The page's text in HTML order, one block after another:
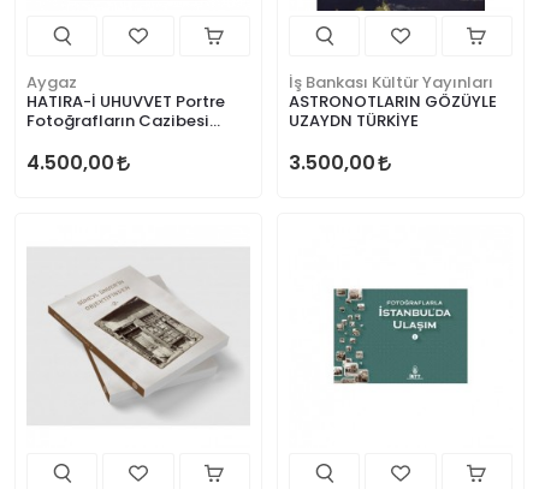
Aygaz
HATIRA-İ UHUVVET Portre
Fotoğrafların Cazibesi
4.500,00
İş Bankası Kültür Yayınları
ASTRONOTLARIN GÖZÜYLE
UZAYDN TÜRKİYE
3.500,00